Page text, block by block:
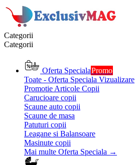
Categorii
Categorii
Oferta SpecialaPromo
Toate - Oferta Speciala Vizualizare
Promotie Articole Copii
Carucioare copii
Scaune auto copii
Scaune de masa
Patuturi copii
Leagane si Balansoare
Masinute copii
Mai multe Oferta Speciala →